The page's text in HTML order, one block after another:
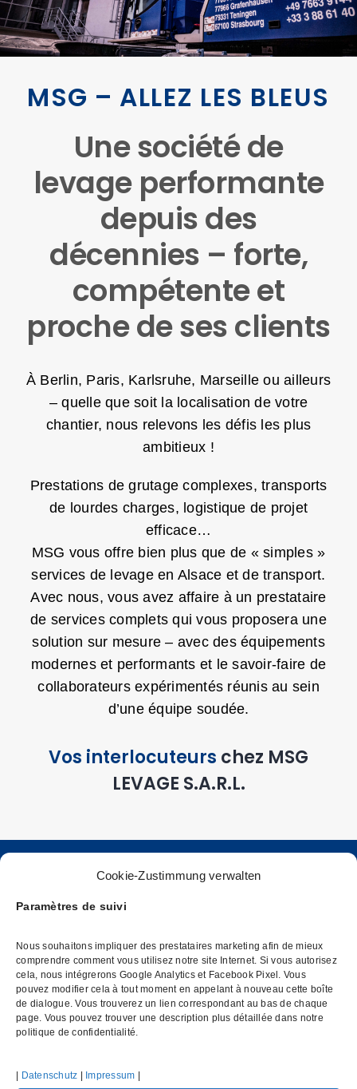
Cookie-Zustimmung verwalten
Paramètres de suivi
Nous souhaitons impliquer des prestataires marketing afin de mieux
comprendre comment vous utilisez notre site Internet. Si vous autorisez
cela, nous intégrerons Google Analytics et Facebook Pixel. Vous
pouvez modifier cela à tout moment en appelant à nouveau cette boîte
de dialogue. Vous trouverez un lien correspondant au bas de chaque
page. Vous pouvez trouver une description plus détaillée dans notre
politique de confidentialité.
Datenschutz Impressum
MSG – ALLEZ LES BLEUS
Une société de
levage performante
depuis des
décennies – forte,
compétente et
proche de ses clients
À Berlin, Paris, Karlsruhe, Marseille ou ailleurs
– quelle que soit la localisation de votre
chantier, nous relevons les défis les plus
ambitieux !
Prestations de grutage complexes, transports
de lourdes charges, logistique de projet
efficace…
MSG vous offre bien plus que de « simples »
services de levage en Alsace et de transport.
Avec nous, vous avez affaire à un prestataire
de services complets qui vous proposera une
solution sur mesure – avec des équipements
modernes et performants et le savoir-faire de
collaborateurs expérimentés réunis au sein
d’une équipe soudée.
Vos interlocuteurs chez MSG
LEVAGE S.A.R.L.
ISO 9001:2015 & SCCP-
entreprise certifiée –